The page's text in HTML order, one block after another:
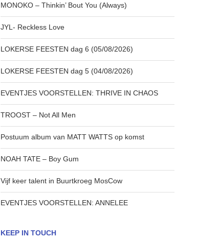
MONOKO – Thinkin’ Bout You (Always)
JYL- Reckless Love
LOKERSE FEESTEN dag 6 (05/08/2026)
LOKERSE FEESTEN dag 5 (04/08/2026)
EVENTJES VOORSTELLEN: THRIVE IN CHAOS
TROOST – Not All Men
Postuum album van MATT WATTS op komst
NOAH TATE – Boy Gum
Vijf keer talent in Buurtkroeg MosCow
EVENTJES VOORSTELLEN: ANNELEE
KEEP IN TOUCH